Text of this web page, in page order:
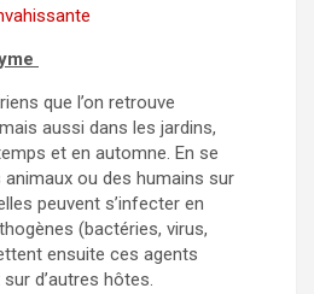
que l’on retrouve
aussi dans les jardins,
et en automne. En se
ou des humains sur
peuvent s’infecter en
(bactéries, virus,
ensuite ces agents
d’autres hôtes.